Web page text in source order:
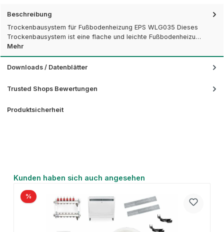
Beschreibung
Trockenbausystem für Fußbodenheizung EPS WLG035 Dieses
Trockenbausystem ist eine flache und leichte Fußbodenheizu…
Mehr
Downloads / Datenblätter
Trusted Shops Bewertungen
Produktsicherheit
Produktgalerie überspringen
Kunden haben sich auch angesehen
%